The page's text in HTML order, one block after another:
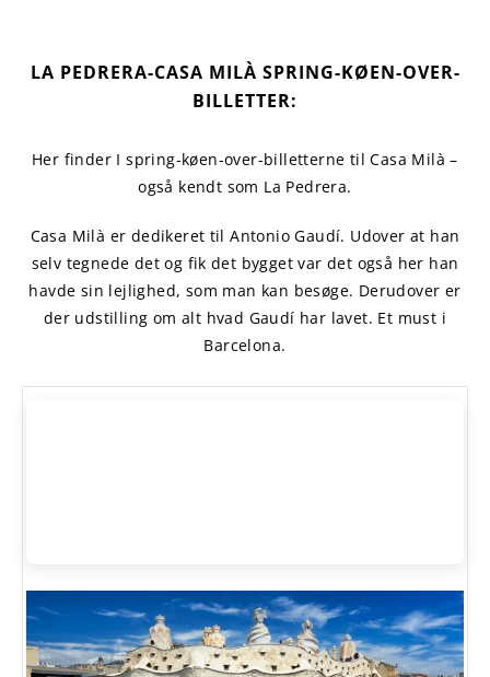
LA PEDRERA-CASA MILÀ SPRING-KØEN-OVER-
BILLETTER:
Her finder I spring-køen-over-billetterne til Casa Milà –
også kendt som La Pedrera.
Casa Milà er dedikeret til Antonio Gaudí. Udover at han
selv tegnede det og fik det bygget var det også her han
havde sin lejlighed, som man kan besøge. Derudover er
der udstilling om alt hvad Gaudí har lavet. Et must i
Barcelona.